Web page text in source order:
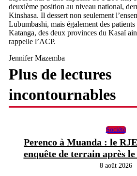
deuxième position au niveau national,
Kinshasa. Il dessert non seulement
Lubumbashi, mais également des
Katanga, des deux provinces du Kasaï
rappelle l’ACP.
Jennifer Mazemba
Plus de lectures
incontournables
Société
Perenco à Muanda : le
enquête de terrain après
8 août 2026